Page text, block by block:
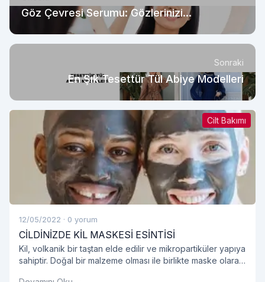
Göz Çevresi Serumu: Gözlerinizi
Gençleştiren Etkili Bakım
Sonraki
En Şık Tesettür Tül Abiye Modelleri
Cilt Bakımı
12/05/2022 · 0 yorum
CİLDİNİZDE KİL MASKESİ ESİNTİSİ
Kil, volkanik bir taştan elde edilir ve mikropartiküler yapıya
sahiptir. Doğal bir malzeme olması ile birlikte maske olarak